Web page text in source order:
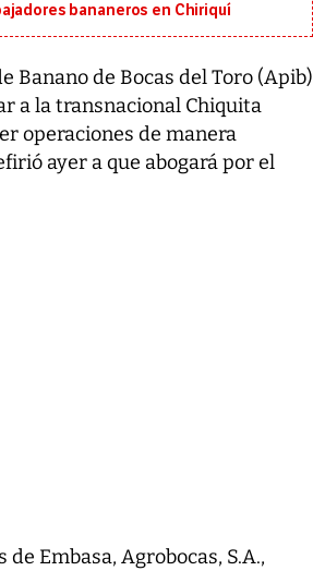
bananeros en Chiriquí
Banano de Bocas del Toro (Apib)
a la transnacional Chiquita
operaciones de manera
ayer a que abogará por el
Embasa, Agrobocas, S.A.,